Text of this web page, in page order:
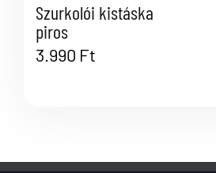
Szurkolói kistáska
piros
3.990 Ft